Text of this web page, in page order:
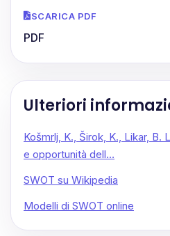
SCARICA PDF
PDF
Ulteriori
Košmrlj, K., Širok, K., Likar,
e opportunità dell…
SWOT su Wikipedia
Modelli di SWOT online